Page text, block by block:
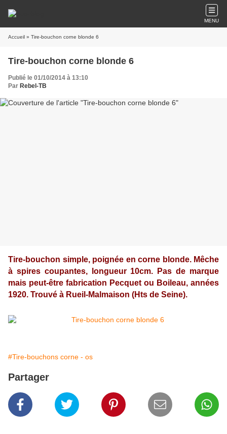
MENU
Accueil » Tire-bouchon corne blonde 6
Tire-bouchon corne blonde 6
Publié le 01/10/2014 à 13:10
Par Rebel-TB
Tire-bouchon simple, poignée en corne blonde. Mêche
à spires coupantes, longueur 10cm. Pas de marque
mais peut-être fabrication Pecquet ou Boileau, années
1920. Trouvé à Rueil-Malmaison (Hts de Seine).
#Tire-bouchons corne - os
Partager